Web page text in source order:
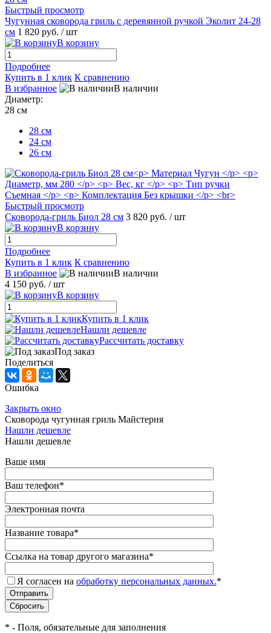
Быстрый просмотр
Чугунная сковорода гриль с деревянной ручкой Эколит 24-28
см 1 820 руб. / шт
В корзину
Подробнее
Купить в 1 клик К сравнению
В избранное
В наличии
Диаметр:
28 см
28 см
24 см
26 см
Быстрый просмотр
Сковорода-гриль Биол 28 см 3 820 руб. / шт
В корзину
Подробнее
Купить в 1 клик К сравнению
В избранное
В наличии
4 150 руб. / шт
В корзину
Купить в 1 клик
Нашли дешевле
Рассчитать доставку
Под заказ
Поделиться
Ошибка
Закрыть окно
Сковорода чугунная гриль Майстерня
Нашли дешевле
Нашли дешевле
Ваше имя
Ваш телефон*
Электронная почта
Название товара*
Ссылка на товар другого магазина*
Я согласен на обработку персональных данных.*
* - Поля, обязательные для заполнения